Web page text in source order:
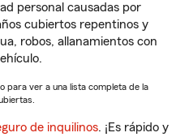
personal causadas por
cubiertos repentinos y
robos, allanamientos con
para ver a una lista completa de la
de inquilinos. ¡Es rápido y